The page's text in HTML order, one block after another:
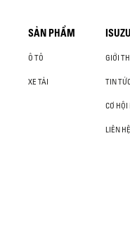
SẢN PHẨM
Ô TÔ
XE TẢI
GIỚI
TIN
CƠ
LIÊN HỆ